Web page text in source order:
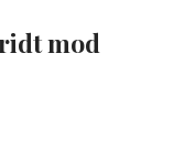
mod